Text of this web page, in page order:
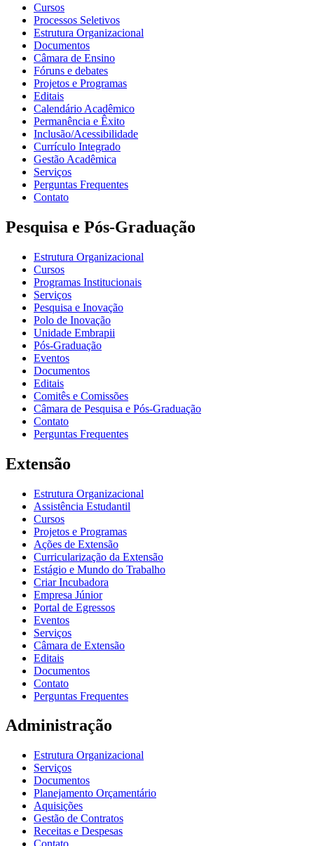
Cursos
Processos Seletivos
Estrutura Organizacional
Documentos
Câmara de Ensino
Fóruns e debates
Projetos e Programas
Editais
Calendário Acadêmico
Permanência e Êxito
Inclusão/Acessibilidade
Currículo Integrado
Gestão Acadêmica
Serviços
Perguntas Frequentes
Contato
Pesquisa e Pós-Graduação
Estrutura Organizacional
Cursos
Programas Institucionais
Serviços
Pesquisa e Inovação
Polo de Inovação
Unidade Embrapii
Pós-Graduação
Eventos
Documentos
Editais
Comitês e Comissões
Câmara de Pesquisa e Pós-Graduação
Contato
Perguntas Frequentes
Extensão
Estrutura Organizacional
Assistência Estudantil
Cursos
Projetos e Programas
Ações de Extensão
Curricularização da Extensão
Estágio e Mundo do Trabalho
Criar Incubadora
Empresa Júnior
Portal de Egressos
Eventos
Serviços
Câmara de Extensão
Editais
Documentos
Contato
Perguntas Frequentes
Administração
Estrutura Organizacional
Serviços
Documentos
Planejamento Orçamentário
Aquisições
Gestão de Contratos
Receitas e Despesas